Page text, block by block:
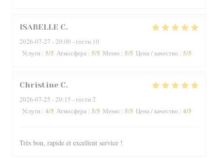
ISABELLE C
2026-07-27 - 20:00 - гости 10
Услуги : 5/5 Атмосфера : 5/5 Меню : 5/5 Цена / качество : 5/5
Christine C
2026-07-25 - 20:15 - гости 2
Услуги : 4/5 Атмосфера : 5/5 Меню : 5/5 Цена / качество : 4/5
Très bon, rapide et excellent service !